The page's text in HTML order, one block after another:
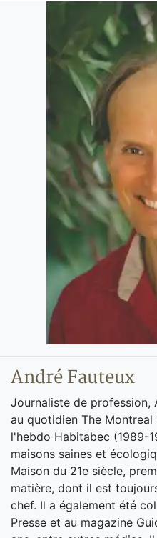
André Fauteux
Journaliste de
au quotidien The
l'hebdo Habitabec (1989-
maisons saines et
Maison du 21e siècle,
matière, dont il est
chef. Il a également été
Presse et au magazine